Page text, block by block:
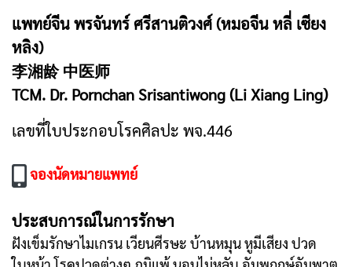
แพทย์จีน พรจันทร์ ศรีสานติวงศ์ (หมอจีน หลี่ เซียง
หลิง)
李湘龄 中医师
TCM. Dr. Pornchan Srisantiwong (Li Xiang Ling)
เลขที่ใบประกอบโรคศิลปะ พจ.446
จองนัดหมายแพทย์
ประสบการณ์ในการรักษา
ฝังเข็มรักษาไมเกรน เวียนศีรษะ บ้านหมุน หูมีเสียง ปวด